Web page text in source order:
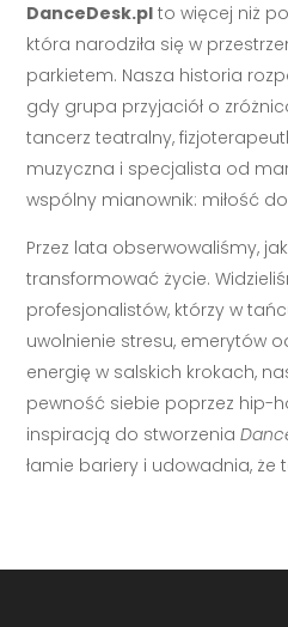
DanceDesk.pl to więcej niż
która narodziła się w
parkietem. Nasza historia
gdy grupa przyjaciół o
tancerz teatralny,
muzyczna i specjalista od
wspólny mianownik: miłość
Przez lata obserwowaliśmy,
transformować życie.
profesjonalistów, którzy w
uwolnienie stresu, emerytów
energię w salskich krokach,
pewność siebie poprzez hip-
inspiracją do stworzenia
łamie bariery i udowadnia, że